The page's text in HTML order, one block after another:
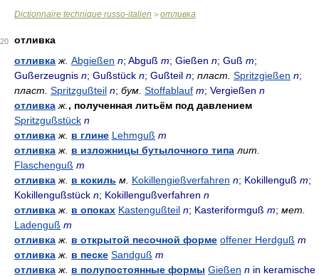
Dictionnaire technique russo-italien > отливка
20
отливка
отливка ж. Abgießen n; Abguß m; Gießen n; Guß m;
Gußerzeugnis n; Gußstück n; Gußteil n; пласт. Spritzgießen n;
пласт. Spritzgußteil n; бум. Stoffablauf m; Vergießen n
отливка ж. , полученная литьём под давлением
Spritzgußstück n
отливка ж. в глине Lehmguß m
отливка ж. в изложницы бутылочного типа лит.
Flaschenguß m
отливка ж. в кокиль м. Kokillengießverfahren n; Kokillenguß m;
Kokillengußstück n; Kokillengußverfahren n
отливка ж. в опоках Kastengußteil n; Kasteriformguß m; мет.
Ladenguß m
отливка ж. в открытой песочной форме offener Herdguß m
отливка ж. в песке Sandguß m
отливка ж. в полупостоянные формы Gießen n in keramische